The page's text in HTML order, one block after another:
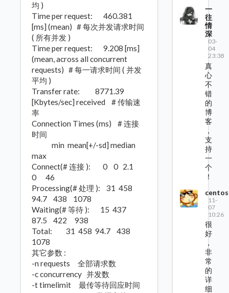
均 )
Time per request: 460.381
[ms] (mean) # 每次并发请求时间
( 所有并发 )
Time per request: 9.208 [ms]
(mean, across all concurrent
requests) # 每一请求时间 ( 并发
平均 )
Transfer rate: 8771.39
[Kbytes/sec] received # 传输速
率
Connection Times (ms) # 连接
时间
min mean[+/-sd] median
max
Connect(# 连接 ): 0 0 2.1
0 46
Processing(# 处理 ): 31 458
94.7 438 1078
Waiting(# 等待 ): 15 437
87.5 422 938
Total: 31 458 94.7 438
1078
其它参数 :
-n requests 全部请求数
-c concurrency 并发数
-t timelimit 最传等待回应时间
一
往
情
深
03-
04
23:38
真
心
不
错
的
博
客
，
支
持
一
个
！
centos
11-
07
10:26
很
好
，
非
常
的
详
细